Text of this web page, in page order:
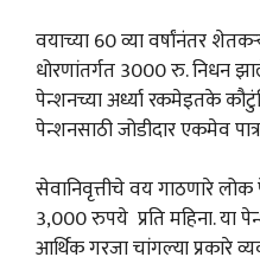
वयाच्या 60 व्या वर्षांनंतर
धोरणांतर्गत 3000 रु. निधन
पेन्शनच्या अर्ध्या रकमेइतके
पेन्शनसाठी जोडीदार एकमेव
सेवानिवृत्तीचे वय गाठणारे
3,000 रुपये प्रति महिना. या
आर्थिक गरजा चांगल्या प्रकारे